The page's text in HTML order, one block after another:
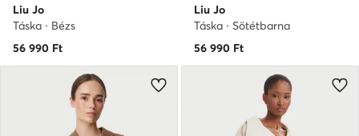
Liu Jo
Táska · Bézs
56 990 Ft
Liu Jo
Táska · Sötétbarna
56 990 Ft